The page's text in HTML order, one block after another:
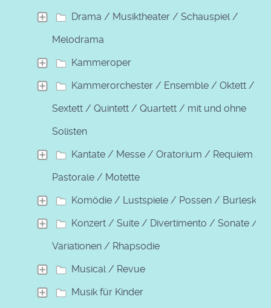
Drama / Musiktheater / Schauspiel /
Melodrama
Kammeroper
Kammerorchester / Ensemble / Oktett /
Sextett / Quintett / Quartett / mit und ohne
Solisten
Kantate / Messe / Oratorium / Requiem /
Pastorale / Motette
Komödie / Lustspiele / Possen / Burleske
Konzert / Suite / Divertimento / Sonate /
Variationen / Rhapsodie
Musical / Revue
Musik für Kinder